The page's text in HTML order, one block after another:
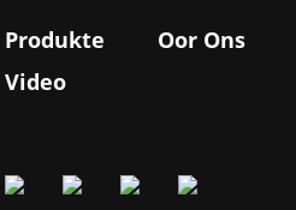
Produkte Oor Ons
Video